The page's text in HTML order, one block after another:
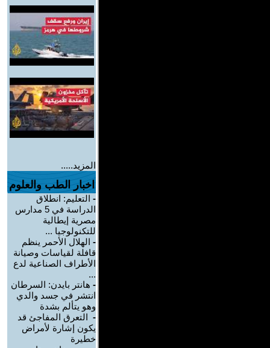
المزيد.....
اخبار الطب والعلوم
- التعليم: انطلاق
الدراسة في 5 مدارس
مصرية إيطالية
للتكنولوجيا ...
- الهلال الأحمر ينظم
قافلة لقياسات وصيانة
الأطراف الصناعية لدع
...
- هانتر بايدن: السرطان
انتشر في جسد والدي
وهو يتألم بشدة
- التعرق المفاجئ قد
يكون إشارة لأمراض
خطيرة